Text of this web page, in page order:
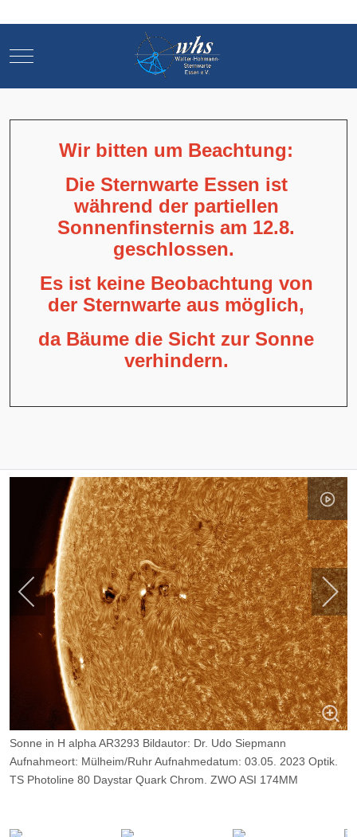
Mobile Menu Toggle
Wir bitten um Beachtung:
Die Sternwarte Essen ist
während der partiellen
Sonnenfinsternis am 12.8.
geschlossen.
Es ist keine Beobachtung von
der Sternwarte aus möglich,
da Bäume die Sicht zur Sonne
verhindern.
Sonne in H alpha AR3293 Bildautor: Dr. Udo Siepmann
Aufnahmeort: Mülheim/Ruhr Aufnahmedatum: 03.05. 2023 Optik.
TS Photoline 80 Daystar Quark Chrom. ZWO ASI 174MM